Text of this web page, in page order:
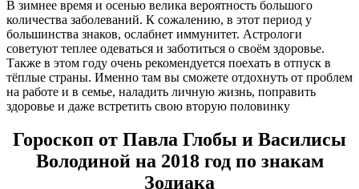
В зимнее время и осенью велика вероятность большого
количества заболеваний. К сожалению, в этот период у
большинства знаков, ослабнет иммунитет. Астрологи
советуют теплее одеваться и заботиться о своём здоровье.
Также в этом году очень рекомендуется поехать в отпуск в
тёплые страны. Именно там вы сможете отдохнуть от проблем
на работе и в семье, наладить личную жизнь, поправить
здоровье и даже встретить свою вторую половинку
Гороскоп от Павла Глобы и Василисы
Володиной на 2018 год по знакам
Зодиака